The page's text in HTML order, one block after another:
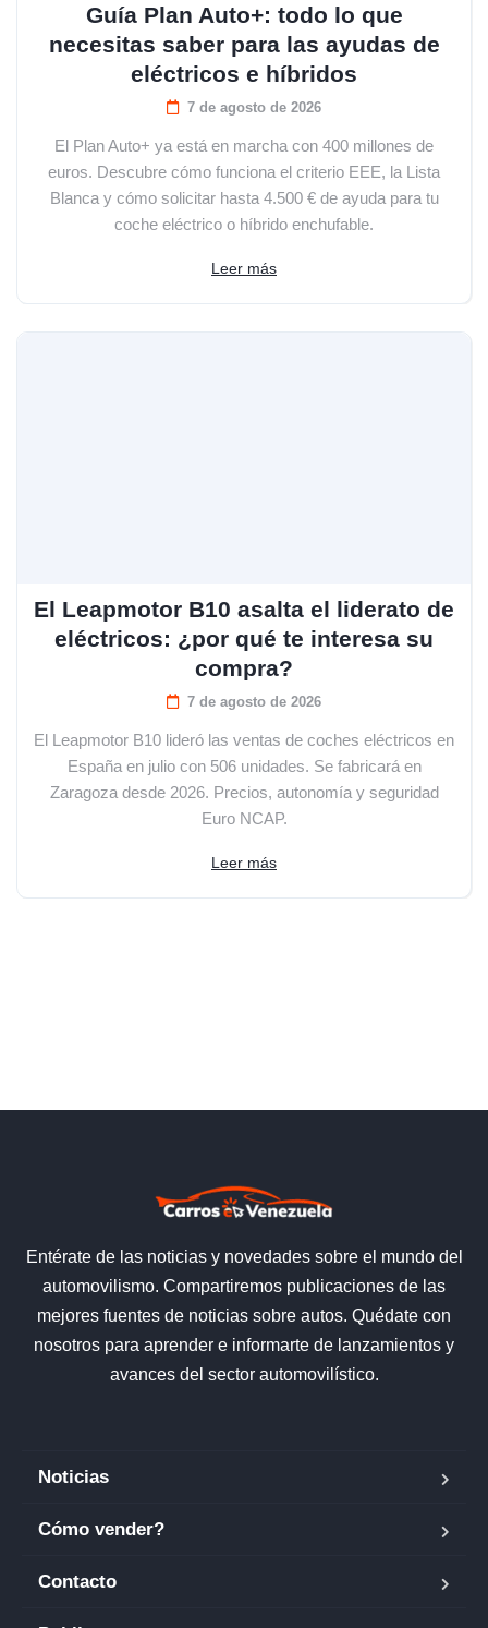
Guía Plan Auto+: todo lo que
necesitas saber para las ayudas de
eléctricos e híbridos
7 de agosto de 2026
El Plan Auto+ ya está en marcha con 400 millones de
euros. Descubre cómo funciona el criterio EEE, la Lista
Blanca y cómo solicitar hasta 4.500 € de ayuda para tu
coche eléctrico o híbrido enchufable.
Leer más
El Leapmotor B10 asalta el liderato de
eléctricos: ¿por qué te interesa su
compra?
7 de agosto de 2026
El Leapmotor B10 lideró las ventas de coches eléctricos en
España en julio con 506 unidades. Se fabricará en
Zaragoza desde 2026. Precios, autonomía y seguridad
Euro NCAP.
Leer más
Entérate de las noticias y novedades sobre el mundo del
automovilismo. Compartiremos publicaciones de las
mejores fuentes de noticias sobre autos. Quédate con
nosotros para aprender e informarte de lanzamientos y
avances del sector automovilístico.
Noticias
Cómo vender?
Contacto